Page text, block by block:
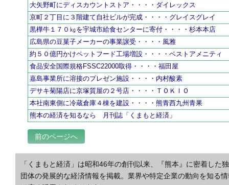
大矢野町にディスカウントストア・・・・ダイレックス
京町２丁目に３階建て自社ビルが完成・・・・グレイスグレイ
黒樺牛１７０㎏を宇城市給食センターに寄付・・・・杉本本店
広島県の豆菓子メーカーの事業譲受・・・・風雅
約５０億円かけペットフード工場増設・・・・ベストアメニティ
食品安全国際規格FSSC22000取得・・・・福田屋
嘉島事業所に溶接のプレゼン施設・・・・内村酸素
デサキ菊陽店に京塚質屋の２号店・・・・ＴＯＫＩＯ
本社南東側に冷蔵倉庫４棟を建設・・・・熊青西九州青果
熊本の経済を知るなら 月刊誌「くまもと経済」
前のページへ
「くまもと経済」は昭和46年の創刊以来、『熊本』に密着し
団体の発展的な経済情報を掲載。業界や特定企業の動向を知る